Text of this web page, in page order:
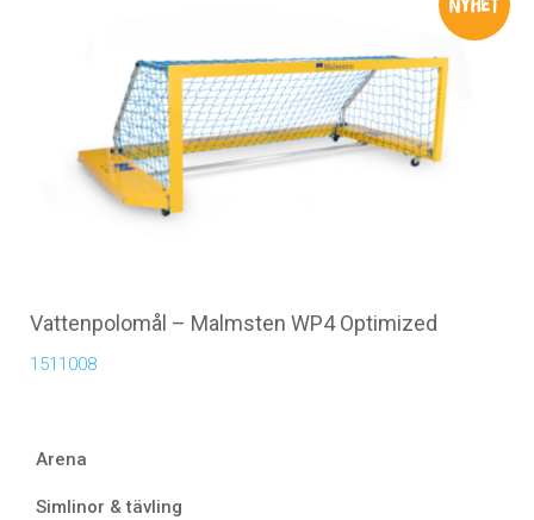
Vattenpolomål – Malmsten WP4 Optimized
1511008
Arena
Simlinor & tävling